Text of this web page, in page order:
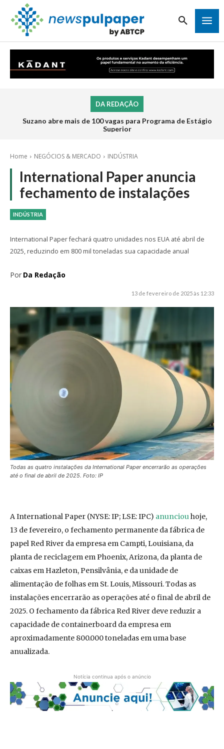
DA REDAÇÃO
Suzano abre mais de 100 vagas para Programa de Estágio
Superior
Home NEGÓCIOS & MERCADO INDÚSTRIA
International Paper anuncia
fechamento de instalações
INDÚSTRIA
International Paper fechará quatro unidades nos EUA até abril de
2025, reduzindo em 800 mil toneladas sua capacidade anual
Por Da Redação
13 de fevereiro de 2025 às 12:33
Todas as quatro instalações da International Paper encerrarão as operações
até o final de abril de 2025. Foto: IP
A International Paper (NYSE: IP; LSE: IPC) anunciouhoje,
13 de fevereiro, o fechamento permanente da fábrica de
papel Red River da empresa em Campti, Louisiana, da
planta de reciclagem em Phoenix, Arizona, da planta de
caixas em Hazleton, Pensilvânia, e da unidade de
alimentação de folhas em St. Louis, Missouri. Todas as
instalações encerrarão as operações até o final de abril de
2025. O fechamento da fábrica Red River deve reduzir a
capacidade de containerboard da empresa em
aproximadamente 800.000 toneladas em uma base
anualizada.
Notícia continua após o anúncio